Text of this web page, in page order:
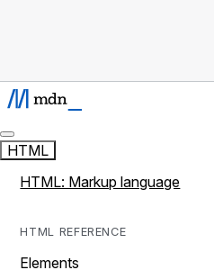
HTML
HTML: Markup language
HTML REFERENCE
Elements